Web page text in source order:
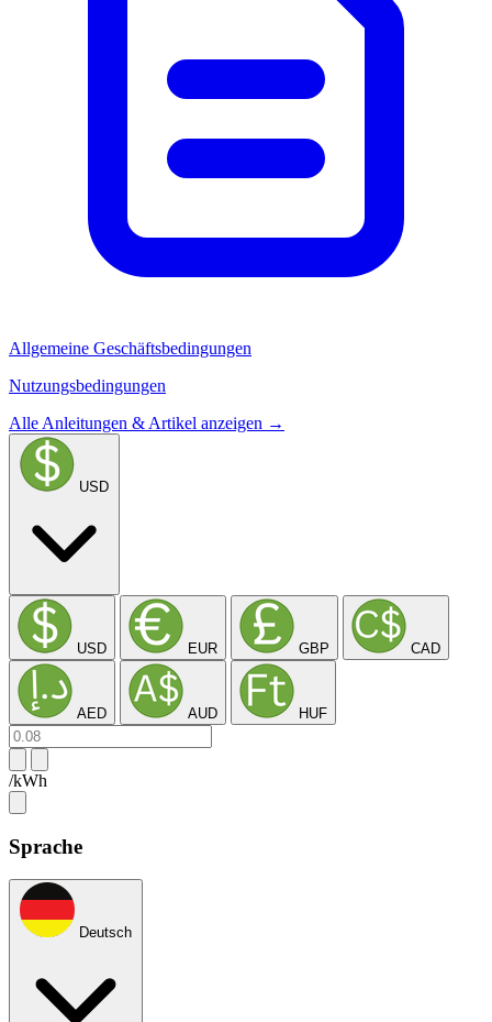
Allgemeine Geschäftsbedingungen
Nutzungsbedingungen
Alle Anleitungen & Artikel anzeigen →
USD
USD EUR GBP CAD
AED AUD HUF
/kWh
Sprache
Deutsch